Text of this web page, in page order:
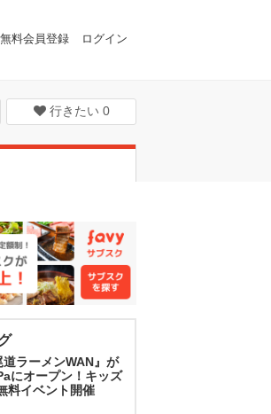
無料会員登録 ログイン
行きたい 0
ラーメンWAN』が
にオープン！キッズ
料イベント開催